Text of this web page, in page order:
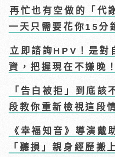
再忙也有空做的「代
一天只需要花你15分
立即諮詢HPV！是對
資，把握現在不嫌晚
「告白被拒」到底該
段教你重新檢視這段
《幸福知音》導演戴
「聽損」親身經歷搬